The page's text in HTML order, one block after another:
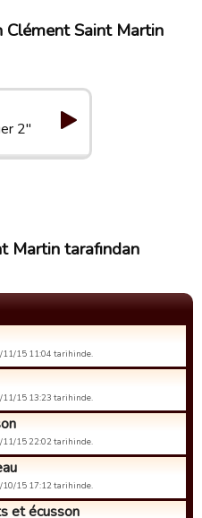
Clément Saint Martin
2"
Martin tarafından
11/15 11:04 tarihinde.
11/15 13:23 tarihinde.
11/15 22:02 tarihinde.
10/15 17:12 tarihinde.
et écusson